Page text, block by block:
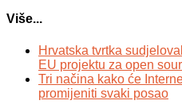
Više...
Hrvatska tvrtka
EU projektu za open
Tri načina kako će
promijeniti svaki posao